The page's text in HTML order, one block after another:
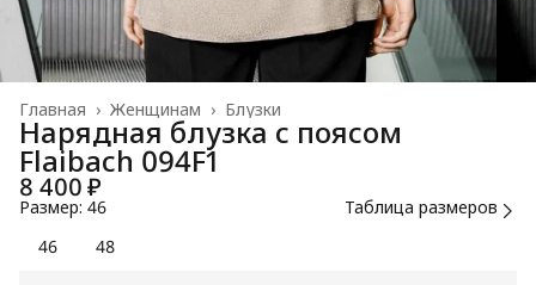
Блузки
Женщинам ›
Главная ›
Нарядная блузка с поясом
Flaibach 094F1
8 400 ₽
Размер: 46
Таблица размеров
46
48